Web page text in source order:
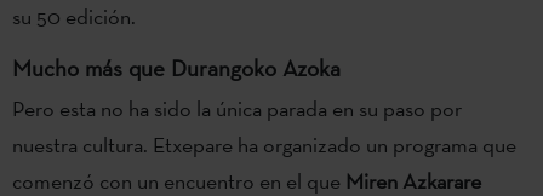
su 50 edición.
Mucho más que Durangoko Azoka
Pero esta no ha sido la única parada en su paso por
nuestra cultura. Etxepare ha organizado un programa que
comenzó con un encuentro en el que Miren Azkarare